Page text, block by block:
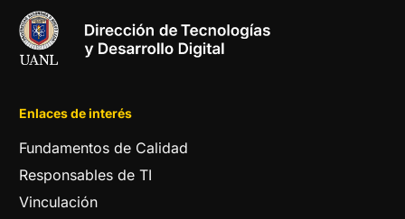
Enlaces de interés
Fundamentos de Calidad
Responsables de TI
Vinculación